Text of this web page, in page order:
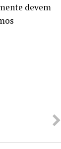
devem